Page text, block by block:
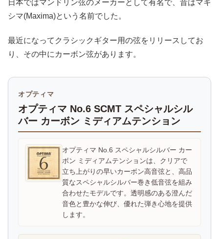
日本ではマンドリン弦のメーカーとして有名で、昔はマキ
シマ(Maxima)という名前でした。
最近になってクラシックギター用の弦をリリースしてお
り、その中にカーボン弦があります。
オプティマ
オプティマ No.6 SCMT スペシャルシル
バー カーボン ミディアムテンション
オプティマ No.6 スペシャルシルバー カー
ボン ミディアムテンションは、クリアで
立ち上がりの早いカーボン高音弦と、高品
質なスペシャルシルバー巻き低音弦を組み
合わせたモデルです。透明感のある澄んだ
音色と豊かな伸び、優れた弾き心地を提供
します。